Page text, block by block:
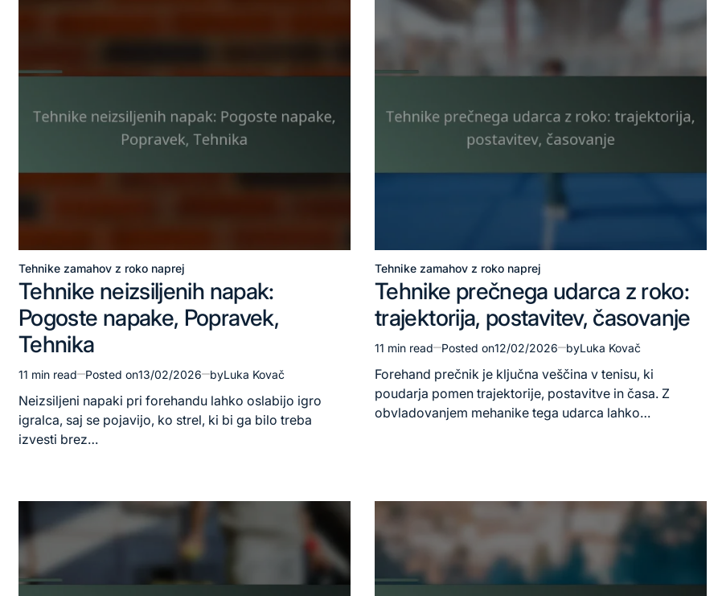
Posted
Tehnike zamahov z roko naprej
Tehnike neizsiljenih napak:
Pogoste napake, Popravek,
Tehnika
Estimated
read
time
11 min read Posted on13/02/2026 byLuka Kovač
Neizsiljeni napaki pri forehandu lahko oslabijo igro
igralca, saj se pojavijo, ko strel, ki bi ga bilo treba
izvesti brez…
Posted
Tehnike zamahov z roko naprej
Tehnike prečnega udarca z roko:
trajektorija, postavitev, časovanje
Estimated
read
time
11 min read Posted on12/02/2026 byLuka Kovač
Forehand prečnik je ključna veščina v tenisu, ki
poudarja pomen trajektorije, postavitve in časa. Z
obvladovanjem mehanike tega udarca lahko…